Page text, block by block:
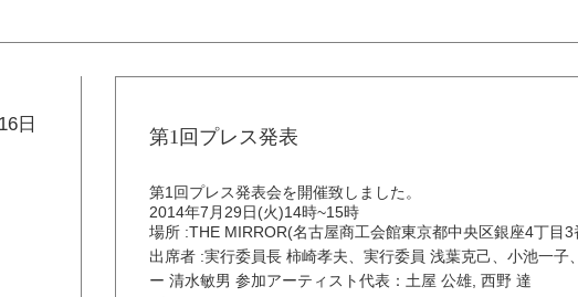
日
第1回プレス発表
第1回プレス発表会を開催致しました。
2014年7月29日(火)14時~15時
場所 :THE MIRROR(名古屋商工会館東京都中央区銀座4丁目3
出席者 :実行委員長 柿崎孝夫、実行委員 浅葉克己、小池一子
ー 清水敏男 参加アーティスト代表：土屋 公雄, 西野 達